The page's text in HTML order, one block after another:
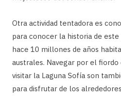
Otra actividad tentadora es
para conocer la historia de
hace 10 millones de años
australes. Navegar por el fiordo
visitar la Laguna Sofía son
para disfrutar de los